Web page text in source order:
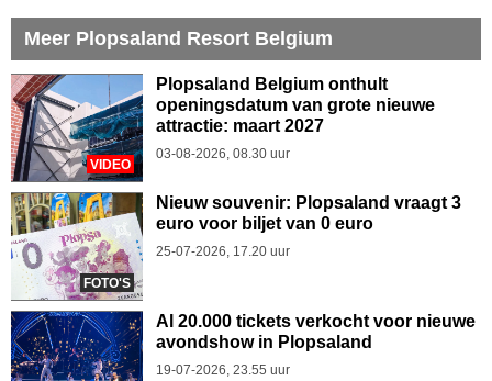
Meer Plopsaland Resort Belgium
VIDEO
Plopsaland Belgium onthult
openingsdatum van grote nieuwe
attractie: maart 2027
03-08-2026, 08.30 uur
FOTO'S
Nieuw souvenir: Plopsaland vraagt 3
euro voor biljet van 0 euro
25-07-2026, 17.20 uur
Al 20.000 tickets verkocht voor nieuwe
avondshow in Plopsaland
19-07-2026, 23.55 uur